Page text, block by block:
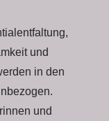
und
in den
und